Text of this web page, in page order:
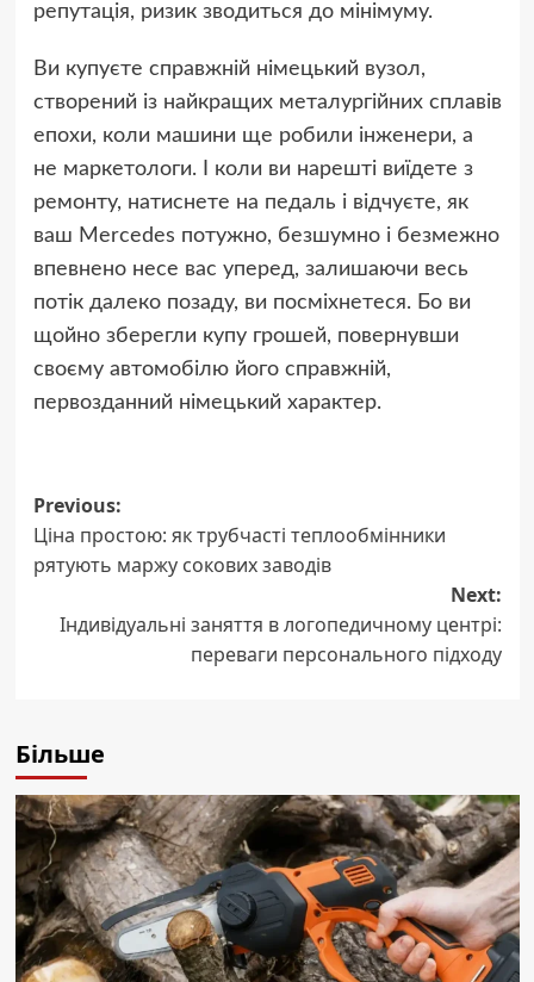
репутація, ризик зводиться до мінімуму.
Ви купуєте справжній німецький вузол,
створений із найкращих металургійних сплавів
епохи, коли машини ще робили інженери, а
не маркетологи. І коли ви нарешті виїдете з
ремонту, натиснете на педаль і відчуєте, як
ваш Mercedes потужно, безшумно і безмежно
впевнено несе вас уперед, залишаючи весь
потік далеко позаду, ви посміхнетеся. Бо ви
щойно зберегли купу грошей, повернувши
своєму автомобілю його справжній,
первозданний німецький характер.
Post
navigation
Previous:
Ціна простою: як трубчасті теплообмінники
рятують маржу сокових заводів
Next:
Індивідуальні заняття в логопедичному центрі:
переваги персонального підходу
Більше